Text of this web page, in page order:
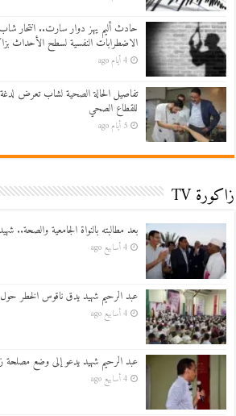
حادث أليم يهز دوار سارت.. انتحار
الاضطرابات النفسية لسطح الأحداث
4 أيام ago
تفاصيل الحالة الصحية لشاب تعرض
للقطاع الصحي
5 أيام ago
زاكورة TV
بعد مطالبته بالنواة الجامعية والصحة..
4 أسابيع ago
عبد الرحيم شهيد يدق ناقوس الخطر حول
4 أسابيع ago
عبد الرحيم شهيد يدعو إلى وضع مصلحة
4 أسابيع ago